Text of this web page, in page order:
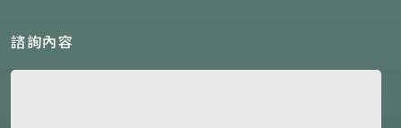
諮詢內容